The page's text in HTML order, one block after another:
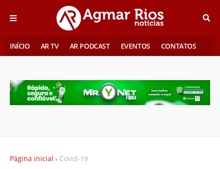
INÍCIO AR TV AR PODCAST EVENTOS CONTATOS
Página inicial Covid-19